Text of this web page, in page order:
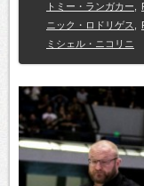
トミー・ランガカー
ニック・ロドリゲス
ミシェル・ニコリニ